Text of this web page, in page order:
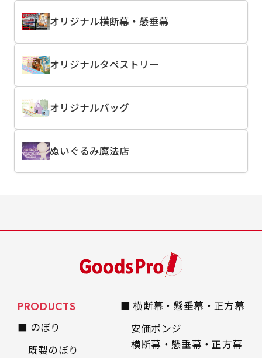
オリジナル横断幕・懸垂幕
オリジナルタペストリー
オリジナルバッグ
ぬいぐるみ魔法店
PRODUCTS
■ のぼり
既製のぼり
■ 横断幕・懸垂幕・正方幕
安価ポンジ
横断幕・懸垂幕・正方幕